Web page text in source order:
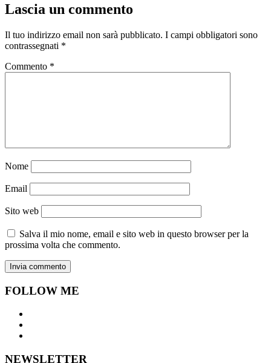
Lascia un commento
Il tuo indirizzo email non sarà pubblicato. I campi obbligatori sono
contrassegnati *
Commento *
Nome
Email
Sito web
Salva il mio nome, email e sito web in questo browser per la
prossima volta che commento.
FOLLOW ME
NEWSLETTER